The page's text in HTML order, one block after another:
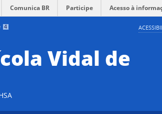
4
Comunica BR Participe Acesso à
Vidal de